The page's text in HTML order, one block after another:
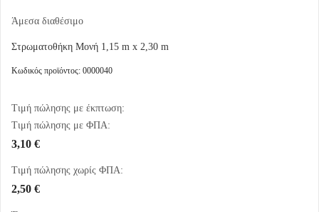
Άμεσα διαθέσιμο
Στρωματοθήκη Μονή 1,15 m x 2,30 m
Κωδικός προϊόντος: 0000040
Τιμή πώλησης με έκπτωση:
Τιμή πώλησης με ΦΠΑ:
3,10 €
Τιμή πώλησης χωρίς ΦΠΑ:
2,50 €